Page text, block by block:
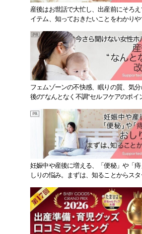
産後はお世話で大忙し、出産前にそろ
イテム、知っておきたいことをわかりや
フェムゾーンの不快感、眠りの質、気
後の“なんとなく不調”セルフケアのポイ
妊娠中や産後に増える、「便秘」や「
しりの悩み。まずは、知ることからスタ